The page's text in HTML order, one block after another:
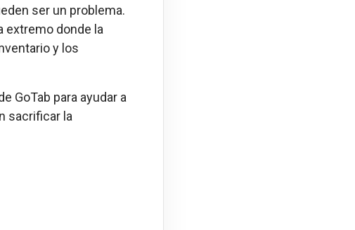
ser un problema.
extremo donde la
y los
GoTab para ayudar a
sacrificar la